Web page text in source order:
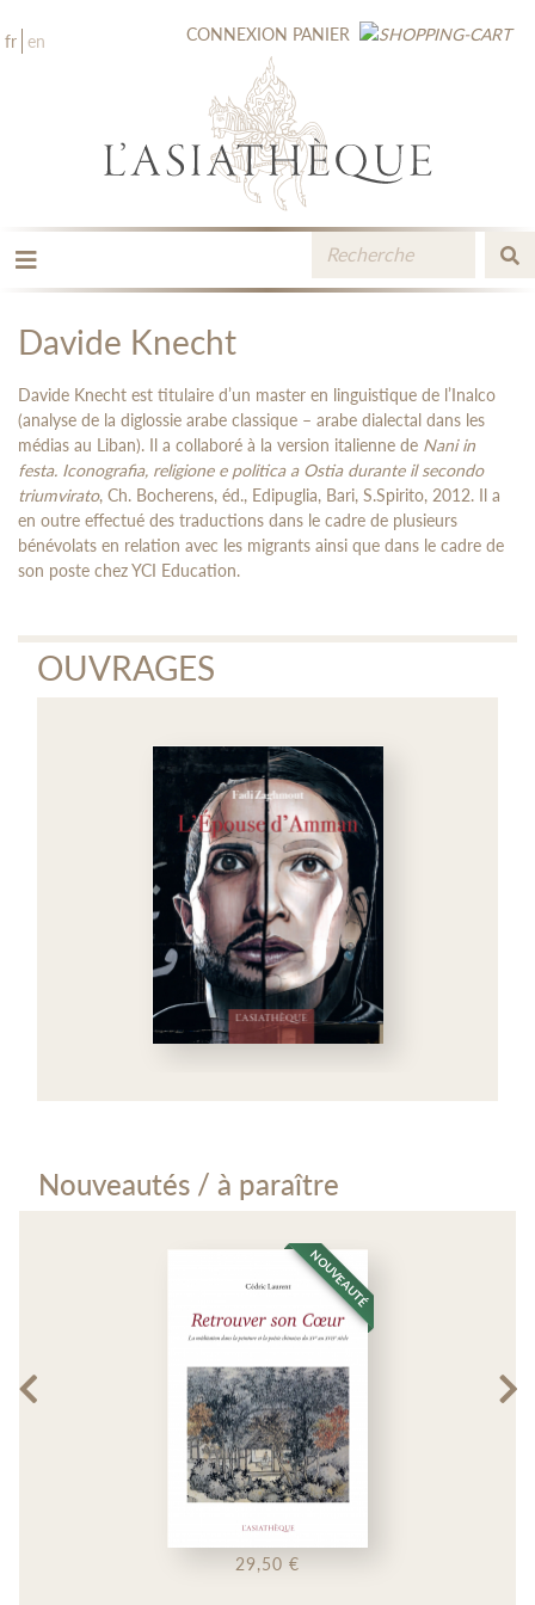
fr en CONNEXION PANIER
LES ÉDITIONS
CATALOGUE
MÉDIATHÈQUE
NOUVEAUTÉS / À PARAÎTRE
CONTACT
ESPACE PRO LIBRAIRES
Davide Knecht
Davide Knecht est titulaire d’un master en linguistique de l’Inalco
(analyse de la diglossie arabe classique – arabe dialectal dans les
médias au Liban). Il a collaboré à la version italienne de Nani in
festa. Iconografia, religione e politica a Ostia durante il secondo
triumvirato, Ch. Bocherens, éd., Edipuglia, Bari, S.Spirito, 2012. Il a
en outre effectué des traductions dans le cadre de plusieurs
bénévolats en relation avec les migrants ainsi que dans le cadre de
son poste chez YCI Education.
OUVRAGES
Nouveautés / à paraître
NOUVEAUTÉ
29,50 €